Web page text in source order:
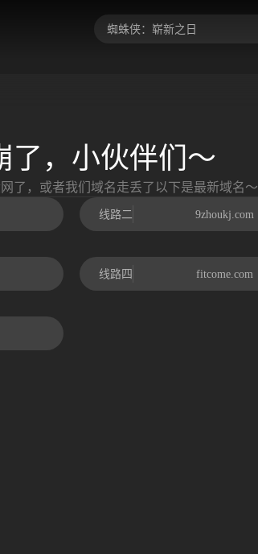
了，小伙伴们～
了，或者我们域名走丢了以下是最新域名～
线路二 9zhoukj.com
线路四 fitcome.com